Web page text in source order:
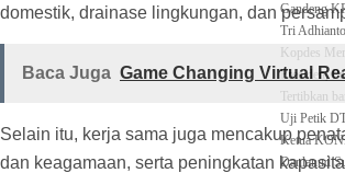
Gandeng
Tri
Kopdes
Presiden,
Tertibkan
Uji Petik
Ketua
Danlanud
domestik, drainase lingkungan, dan
Baca Juga Game Changing Virtual
Selain itu, kerja sama juga mencakup
dan keagamaan, serta peningkatan